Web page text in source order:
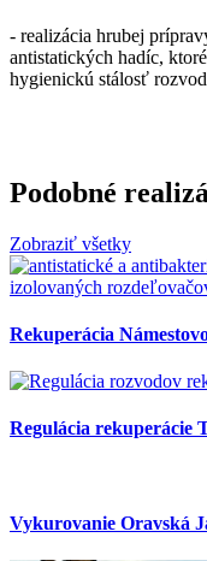
- realizácia hrubej
antistatických hadíc,
hygienickú stálosť
Podobné
Zobraziť všetky
Rekuperácia
Regulácia rekuperácie
Vykurovanie Oravská